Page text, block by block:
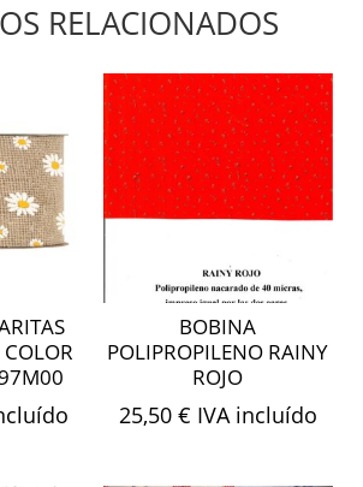
RELACIONADOS
BOBINA
POLIPROPILENO RAINY
ROJO
25,50 € IVA incluído